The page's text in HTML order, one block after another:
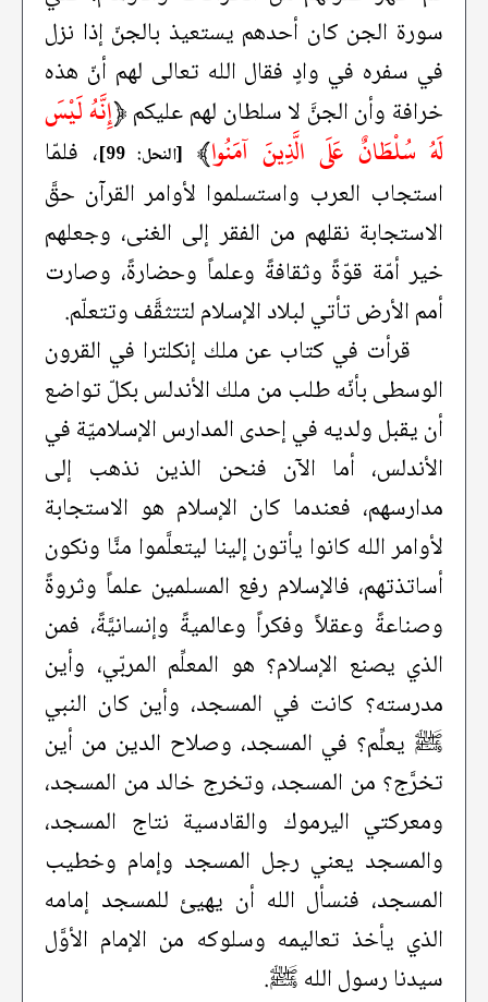
سورة الجن كان أحدهم يستعيذ بالجنّ إذا نزل
في سفره في وادٍ فقال الله تعالى لهم أنّ هذه
خرافة وأن الجنَّ لا سلطان لهم عليكم﴿إِنَّهُ لَيْسَ
لَهُ سُلْطَانٌ عَلَى الَّذِينَ آمَنُوا﴾ [النحل: 99]
، فلمّا
استجاب العرب واستسلموا لأوامر القرآن حقَّ
الاستجابة نقلهم من الفقر إلى الغنى، وجعلهم
خير أمّة قوّةً وثقافةً وعلماً وحضارةً، وصارت
أمم الأرض تأتي لبلاد الإسلام لتتثقَّف وتتعلّم.
قرأت في كتاب عن ملك إنكلترا في القرون
الوسطى بأنّه طلب من ملك الأندلس بكلّ تواضع
أن يقبل ولديه في إحدى المدارس الإسلاميّة في
الأندلس، أما الآن فنحن الذين نذهب إلى
مدارسهم، فعندما كان الإسلام هو الاستجابة
لأوامر الله كانوا يأتون إلينا ليتعلَّموا منَّا ونكون
أساتذتهم، فالإسلام رفع المسلمين علماً وثروةً
وصناعةً وعقلاً وفكراً وعالميةً وإنسانيَّةً، فمن
الذي يصنع الإسلام؟ هو المعلِّم المربّي، وأين
مدرسته؟ كانت في المسجد، وأين كان النبي
ﷺ يعلِّم؟ في المسجد، وصلاح الدين من أين
تخرَّج؟ من المسجد، وتخرج خالد من المسجد،
ومعركتي اليرموك والقادسية نتاج المسجد،
والمسجد يعني رجل المسجد وإمام وخطيب
المسجد، فنسأل الله أن يهيئ للمسجد إمامه
الذي يأخذ تعاليمه وسلوكه من الإمام الأوَّل
سيدنا رسول الله ﷺ.